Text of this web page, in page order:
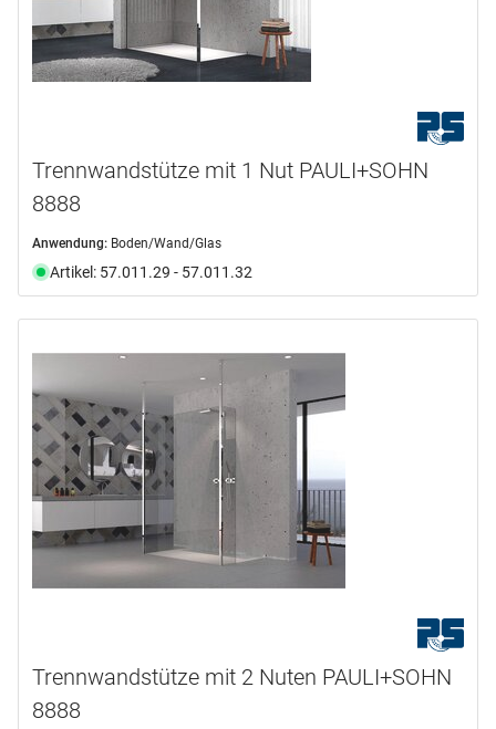
Trennwandstütze mit 1 Nut PAULI+SOHN
8888
Anwendung: Boden/Wand/Glas
Artikel: 57.011.29 - 57.011.32
Trennwandstütze mit 2 Nuten PAULI+SOHN
8888